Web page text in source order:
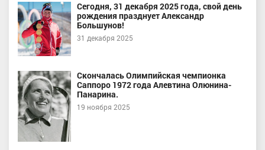
Сегодня, 31 декабря 2025 года, свой день
рождения празднует Александр
Большунов!
31 декабря 2025
Скончалась Олимпийская чемпионка
Саппоро 1972 года Алевтина Олюнина-
Панарина.
19 ноября 2025